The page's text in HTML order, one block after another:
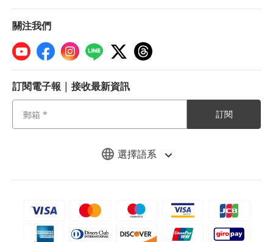
選擇語系
關注我們
訂閱電子報 | 接收最新資訊
訂閱